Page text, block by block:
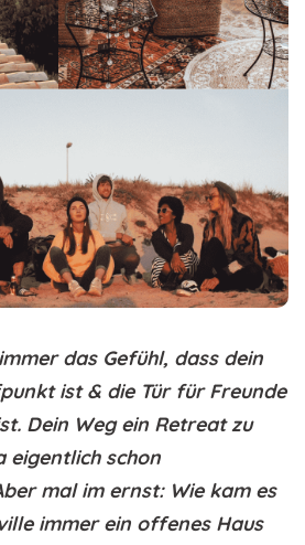
das Gefühl, dass dein
ist & die Tür für Freunde
Dein Weg ein Retreat zu
eigentlich schon
mal im ernst: Wie kam es
immer ein offenes Haus